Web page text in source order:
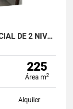
SE ARRIENDA CASA LOCAL COMERCIAL DE 2 NIVELES EN LA CANDELARIA
225
Área m2
Alquiler